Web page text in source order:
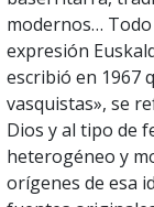
modernos…
expresión
escribió en 1967
vasquistas», se
Dios y al tipo de
heterogéneo y
orígenes de esa